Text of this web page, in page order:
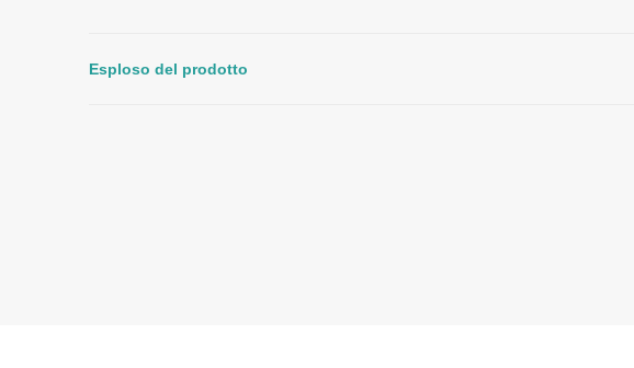
Esploso del prodotto